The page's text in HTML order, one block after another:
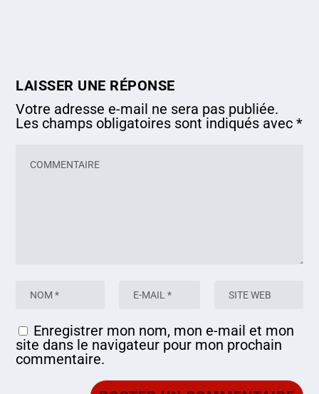
LAISSER UNE RÉPONSE
Votre adresse e-mail ne sera pas publiée.
Les champs obligatoires sont indiqués avec*
Enregistrer mon nom, mon e-mail et mon
site dans le navigateur pour mon prochain
commentaire.